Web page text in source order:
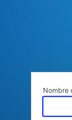
Nombre